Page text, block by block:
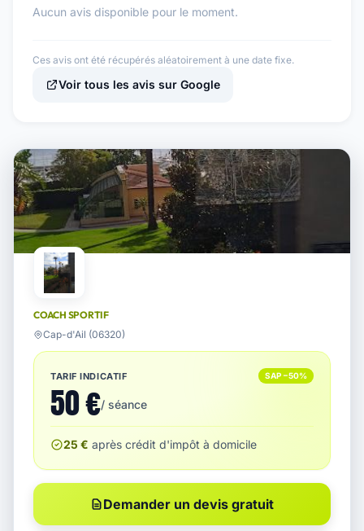
Aucun avis disponible pour le moment.
Ces avis ont été récupérés aléatoirement à une date fixe.
Voir tous les avis sur Google
COACH SPORTIF
Cap-d'Ail (06320)
TARIF INDICATIF SAP −50%
50 €/ séance
25 € après crédit d'impôt à domicile
Demander un devis gratuit